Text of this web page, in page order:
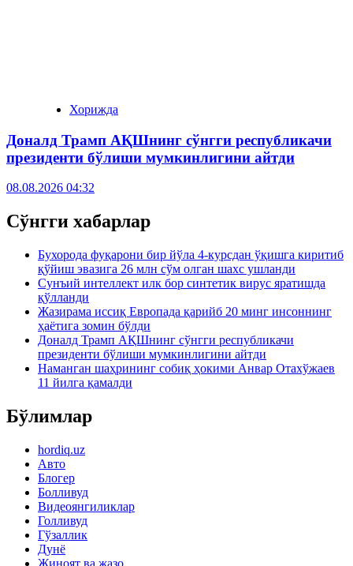
Хорижда
Доналд Трамп АҚШнинг сўнгги республикачи
президенти бўлиши мумкинлигини айтди
08.08.2026 04:32
Сўнгги хабарлар
Бухорода фуқарони бир йўла 4-курсдан ўқишга киритиб
қўйиш эвазига 26 млн сўм олган шахс ушланди
Сунъий интеллект илк бор синтетик вирус яратишда
қўлланди
Жазирама иссиқ Европада қарийб 20 минг инсоннинг
ҳаётига зомин бўлди
Доналд Трамп АҚШнинг сўнгги республикачи
президенти бўлиши мумкинлигини айтди
Наманган шаҳрининг собиқ ҳокими Анвар Отахўжаев
11 йилга қамалди
Бўлимлар
hordiq.uz
Авто
Блогер
Болливуд
Видеоянгиликлар
Голливуд
Гўзаллик
Дунё
Жиноят ва жазо